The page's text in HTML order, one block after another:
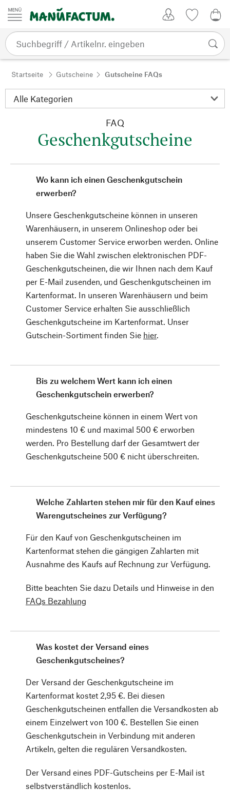
Zum Inhalt springen
Startseite Gutscheine Gutscheine FAQs
FAQ
Geschenkgutscheine
Wo kann ich einen Geschenkgutschein
erwerben?
Unsere Geschenkgutscheine können in unseren
Warenhäusern, in unserem Onlineshop oder bei
unserem Customer Service erworben werden. Online
haben Sie die Wahl zwischen elektronischen PDF-
Geschenkgutscheinen, die wir Ihnen nach dem Kauf
per E-Mail zusenden, und Geschenkgutscheinen im
Kartenformat. In unseren Warenhäusern und beim
Customer Service erhalten Sie ausschließlich
Geschenkgutscheine im Kartenformat. Unser
Gutschein-Sortiment finden Sie hier.
Bis zu welchem Wert kann ich einen
Geschenkgutschein erwerben?
Geschenkgutscheine können in einem Wert von
mindestens 10 € und maximal 500 € erworben
werden. Pro Bestellung darf der Gesamtwert der
Geschenkgutscheine 500 € nicht überschreiten.
Welche Zahlarten stehen mir für den Kauf eines
Warengutscheines zur Verfügung?
Für den Kauf von Geschenkgutscheinen im
Kartenformat stehen die gängigen Zahlarten mit
Ausnahme des Kaufs auf Rechnung zur Verfügung.
Bitte beachten Sie dazu Details und Hinweise in den
FAQs Bezahlung
Was kostet der Versand eines
Geschenkgutscheines?
Der Versand der Geschenkgutscheine im
Kartenformat kostet 2,95 €. Bei diesen
Geschenkgutscheinen entfallen die Versandkosten ab
einem Einzelwert von 100 €. Bestellen Sie einen
Geschenkgutschein in Verbindung mit anderen
Artikeln, gelten die regulären Versandkosten.
Der Versand eines PDF-Gutscheins per E-Mail ist
selbstverständlich kostenlos.